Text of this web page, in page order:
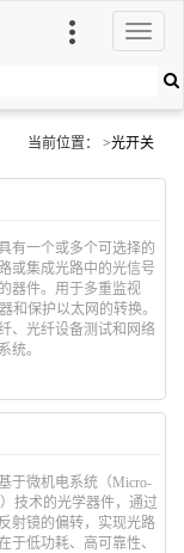
切
换
当前位置： >光开关
有一个或多个可选择的
或集成光路中的光信号
器件。用于多重监视
和保护以太网的转换。
、光纤设备测试和网络
统。
于​​微机电系统（Micro-
）技术​​的光学器件，通过
射镜的偏转，实现光路
于​​低功耗、高可靠性、